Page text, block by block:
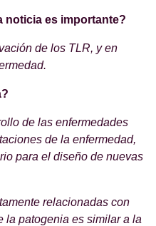
noticia es importante?
de los TLR, y en
de las enfermedades
de la enfermedad,
para el diseño de nuevas
relacionadas con
la patogenia es similar a la